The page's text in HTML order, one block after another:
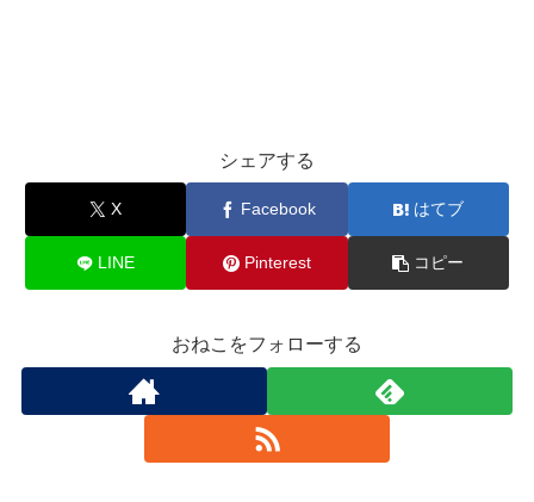
シェアする
X Facebook はてブ
LINE Pinterest コピー
おねこをフォローする